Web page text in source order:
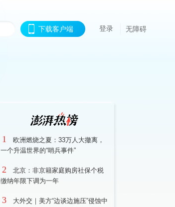
下载客户端 登录 无障碍
1
欧洲燃烧之夏：33万人大撤离，
一个升温世界的“哨兵事件”
2
北京：非京籍家庭购房社保个税
缴纳年限下调为一年
3
大外交｜美方“边谈边施压”侵蚀中